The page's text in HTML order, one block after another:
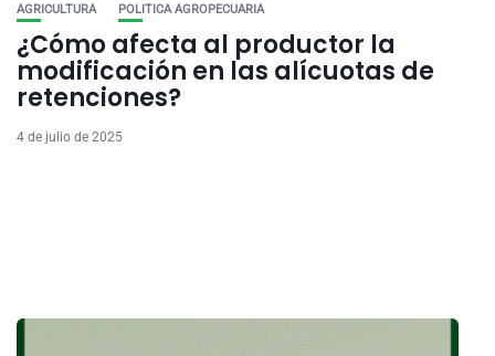
AGRICULTURA POLITICA AGROPECUARIA
¿Cómo afecta al productor la
modificación en las alícuotas de
retenciones?
4 de julio de 2025